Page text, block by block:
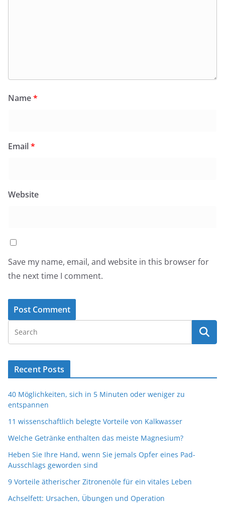
Name*
Email*
Website
Save my name, email, and website in this browser for
the next time I comment.
Recent Posts
40 Möglichkeiten, sich in 5 Minuten oder weniger zu
entspannen
11 wissenschaftlich belegte Vorteile von Kalkwasser
Welche Getränke enthalten das meiste Magnesium?
Heben Sie Ihre Hand, wenn Sie jemals Opfer eines Pad-
Ausschlags geworden sind
9 Vorteile ätherischer Zitronenöle für ein vitales Leben
Achselfett: Ursachen, Übungen und Operation